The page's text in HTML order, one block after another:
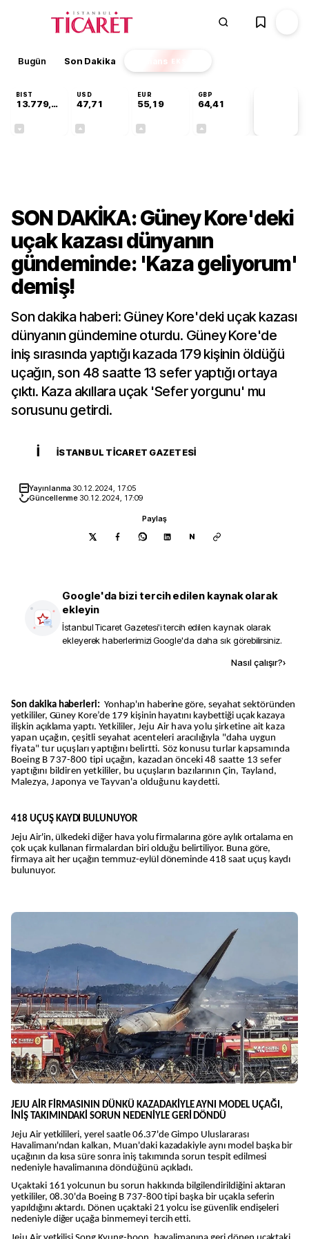
Bugün Son Dakika Finans EKSTRA
BIST
13.779,39
USD
47,71
EUR
55,19
GBP
64,41
SON DAKİKA: Güney Kore'deki
uçak kazası dünyanın
gündeminde: 'Kaza geliyorum'
demiş!
Son dakika haberi: Güney Kore'deki uçak kazası
dünyanın gündemine oturdu. Güney Kore'de
iniş sırasında yaptığı kazada 179 kişinin öldüğü
uçağın, son 48 saatte 13 sefer yaptığı ortaya
çıktı. Kaza akıllara uçak 'Sefer yorgunu' mu
sorusunu getirdi.
İ İSTANBUL TICARET GAZETESI
Yayınlanma 30.12.2024, 17:05
Güncellenme 30.12.2024, 17:09
Paylaş
N
Google'da bizi tercih edilen kaynak olarak
ekleyin
İstanbul Ticaret Gazetesi'i tercih edilen kaynak olarak
ekleyerek haberlerimizi Google'da daha sık görebilirsiniz.
Nasıl çalışır?›
Son dakika haberleri: Yonhap'ın haberine göre, seyahat sektöründen
yetkililer, Güney Kore’de 179 kişinin hayatını kaybettiği uçak kazaya
ilişkin açıklama yaptı.Yetkililer, Jeju Air hava yolu şirketine ait kaza
yapan uçağın, çeşitli seyahat acenteleri aracılığıyla "daha uygun
fiyata" tur uçuşları yaptığını belirtti. Söz konusu turlar kapsamında
Boeing B 737-800 tipi uçağın, kazadan önceki 48 saatte 13 sefer
yaptığını bildiren yetkililer, bu uçuşların bazılarının Çin, Tayland,
Malezya, Japonya ve Tayvan'a olduğunu kaydetti.
418 UÇUŞ KAYDI BULUNUYOR
Jeju Air'in, ülkedeki diğer hava yolu firmalarına göre aylık ortalama en
çok uçak kullanan firmalardan biri olduğu belirtiliyor. Buna göre,
firmaya ait her uçağın temmuz-eylül döneminde 418 saat uçuş kaydı
bulunuyor.
JEJU AİR FİRMASININ DÜNKÜ KAZADAKİYLE AYNI MODEL UÇAĞI,
İNİŞ TAKIMINDAKİ SORUN NEDENİYLE GERİ DÖNDÜ
Jeju Air yetkilileri, yerel saatle 06.37'de Gimpo Uluslararası
Havalimanı'ndan kalkan, Muan'daki kazadakiyle aynı model başka bir
uçağının da kısa süre sonra iniş takımında sorun tespit edilmesi
nedeniyle havalimanına döndüğünü açıkladı.
Uçaktaki 161 yolcunun bu sorun hakkında bilgilendirildiğini aktaran
yetkililer, 08.30'da Boeing B 737-800 tipi başka bir uçakla seferin
yapıldığını aktardı. Dönen uçaktaki 21 yolcu ise güvenlik endişeleri
nedeniyle diğer uçağa binmemeyi tercih etti.